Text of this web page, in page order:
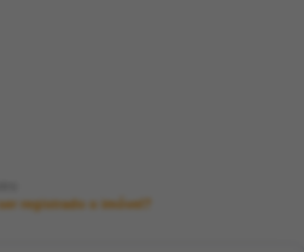
registrado o imóvel?